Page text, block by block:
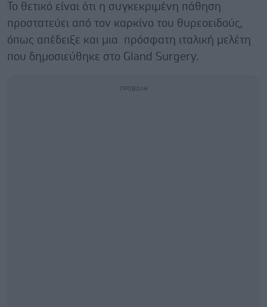
Το θετικό είναι ότι η συγκεκριμένη πάθηση
προστατεύει από τον καρκίνο του θυρεοειδούς,
όπως απέδειξε και μια πρόσφατη ιταλική μελέτη
που δημοσιεύθηκε στο Gland Surgery.